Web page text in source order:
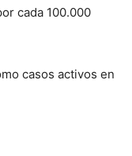
cada 100.000
casos activos en